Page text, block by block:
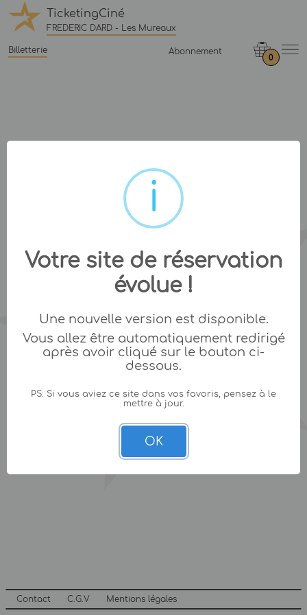
TicketingCiné
FREDERIC DARD - Les Mureaux
Billetterie Abonnement
0
Contact C.G.V Mentions légales
Votre site de réservation
évolue !
Une nouvelle version est disponible.
Vous allez être automatiquement redirigé
après avoir cliqué sur le bouton ci-
dessous.
PS: Si vous aviez ce site dans vos favoris, pensez à le
mettre à jour.
OK